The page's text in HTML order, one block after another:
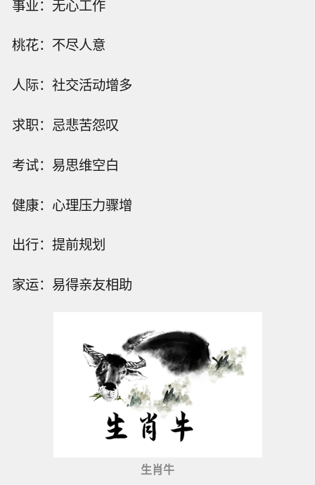
事业：无心工作
桃花：不尽人意
人际：社交活动增多
求职：忌悲苦怨叹
考试：易思维空白
健康：心理压力骤增
出行：提前规划
家运：易得亲友相助
生肖牛